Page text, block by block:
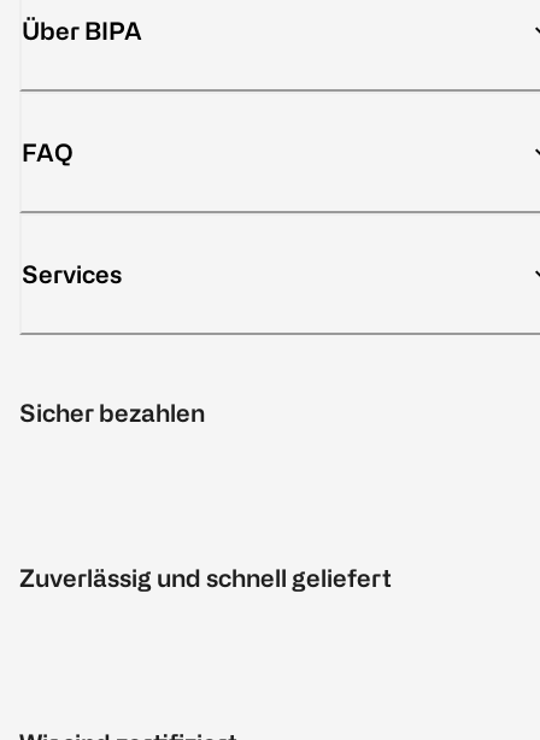
Über BIPA
FAQ
Services
Sicher bezahlen
Zuverlässig und schnell geliefert